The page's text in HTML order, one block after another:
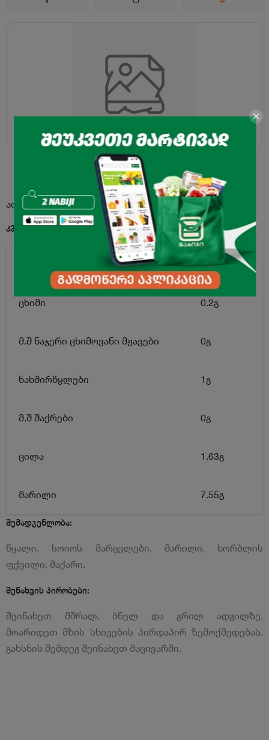
აღწერა
კვებითი ღირებულება 100გ. პროდუქტში:
ენერგეტიკული ღირებულება 12.5კკალ
ცხიმი 0.2გ
მ.შ ნაჯერი ცხიმოვანი მჟავები 0გ
ნახშირწყლები 1გ
მ.შ შაქრები 0გ
ცილა 1.63გ
მარილი 7.55გ
შემადგენლობა:
წყალი, სოიოს მარცვლები, მარილი, ხორბლის
ფქვილი, შაქარი.
შენახვის პირობები:
შეინახეთ მშრალ, ბნელ და გრილ ადგილზე.
მოარიდეთ მზის სხივების პირდაპირ ზემოქმედებას.
გახსნის შემდეგ შეინახეთ მაცივარში.